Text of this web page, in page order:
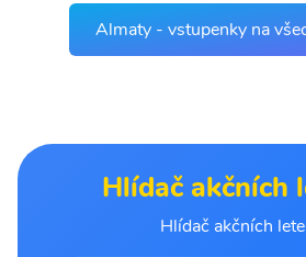
Almaty - vstupenky na
Hlídač akčních
Hlídač akčních